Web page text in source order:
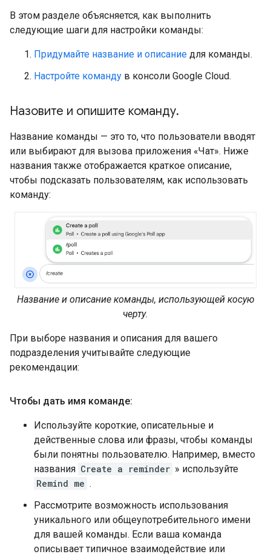
В этом разделе объясняется, как выполнить
следующие шаги для настройки команды:
Придумайте название и описание для команды.
Настройте команду в консоли Google Cloud.
Назовите и опишите команду.
Название команды — это то, что пользователи вводят
или выбирают для вызова приложения «Чат». Ниже
названия также отображается краткое описание,
чтобы подсказать пользователям, как использовать
команду:
Название и описание команды, использующей косую
черту.
При выборе названия и описания для вашего
подразделения учитывайте следующие
рекомендации:
Чтобы дать имя команде:
Используйте короткие, описательные и
действенные слова или фразы, чтобы команды
были понятны пользователю. Например, вместо
названия Create a reminder » используйте
Remind me .
Рассмотрите возможность использования
уникального или общеупотребительного имени
для вашей команды. Если ваша команда
описывает типичное взаимодействие или